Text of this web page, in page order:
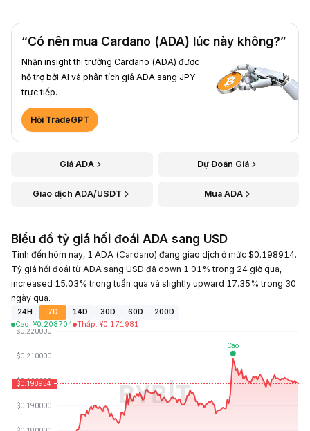
“Có nên mua Cardano (ADA) lúc này không?”
Nhận insight thị trường Cardano (ADA) được
hỗ trợ bởi AI và phân tích giá ADA sang JPY
trực tiếp.
Hỏi TradeGPT
Giá ADA Dự Đoán Giá
Giao dịch ADA/USDT Mua ADA
Biểu đồ tỷ giá hối đoái ADA sang USD
Tính đến hôm nay, 1 ADA (Cardano) đang giao dịch ở mức $0.198914.
Tỷ giá hối đoái từ ADA sang USD đã down 1.01% trong 24 giờ qua,
increased 15.03% trong tuần qua và slightly upward 17.35% trong 30
ngày qua.
24H 7D 14D 30D 60D
200D
Cao: ¥0.208704 Thấp: ¥0.171981